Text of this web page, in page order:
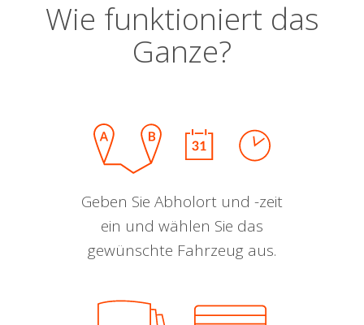
Wie funktioniert das
Ganze?
Geben Sie Abholort und -zeit
ein und wählen Sie das
gewünschte Fahrzeug aus.